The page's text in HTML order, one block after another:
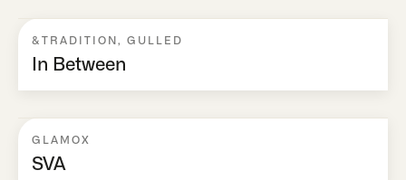
&TRADITION , GULLED
In Between
GLAMOX
SVA